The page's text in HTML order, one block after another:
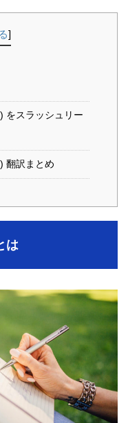
]
をスラッシュリー
翻訳まとめ
は